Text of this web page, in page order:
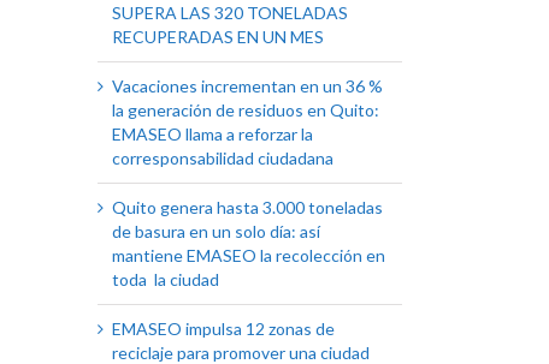
SUPERA LAS 320 TONELADAS
RECUPERADAS EN UN MES
Vacaciones incrementan en un 36 %
la generación de residuos en Quito:
EMASEO llama a reforzar la
corresponsabilidad ciudadana
Quito genera hasta 3.000 toneladas
de basura en un solo día: así
mantiene EMASEO la recolección en
toda la ciudad
EMASEO impulsa 12 zonas de
reciclaje para promover una ciudad